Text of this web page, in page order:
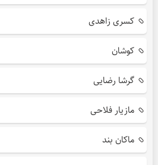
کسری زاهدی
کوشان
گرشا رضایی
مازیار فلاحی
ماکان بند